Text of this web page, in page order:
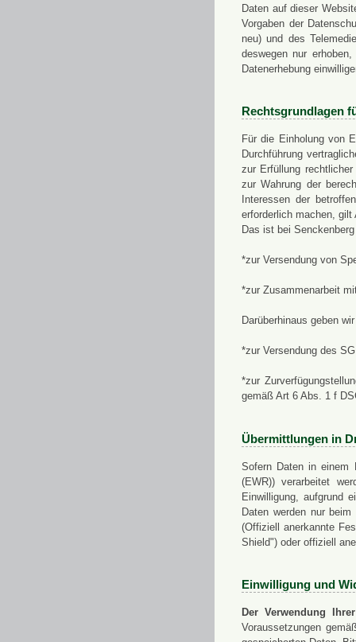
Daten auf dieser
Vorgaben der
neu) und des
deswegen nur
Datenerhebung
Rechtsgrundlagen
Für die Einholung von
Durchführung
zur Erfüllung
zur Wahrung der
Interessen der
erforderlich machen,
Das ist bei
*zur Versendung von
*zur Zusammenarbeit
Darüberhinaus geben
*zur Versendung des
*zur
gemäß Art 6 Abs. 1 f
Übermittlungen in
Sofern Daten in einem
(EWR)) verarbeitet
Einwilligung, aufgrund
Daten werden nur
(Offiziell anerkannte
Shield") oder offiziell
Einwilligung und
Der Verwendung
Voraussetzungen